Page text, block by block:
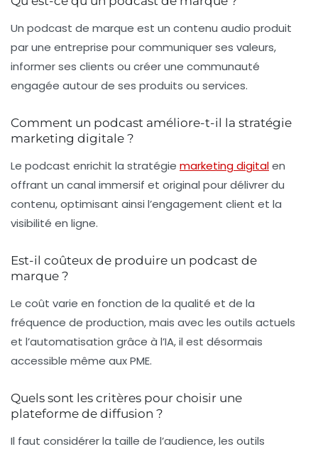
Un podcast de marque est un contenu audio produit
par une entreprise pour communiquer ses valeurs,
informer ses clients ou créer une communauté
engagée autour de ses produits ou services.
Comment un podcast améliore-t-il la stratégie
marketing digitale ?
Le podcast enrichit la stratégie marketing digitalen
offrant un canal immersif et original pour délivrer du
contenu, optimisant ainsi l’engagement client et la
visibilité en ligne.
Est-il coûteux de produire un podcast de
marque ?
Le coût varie en fonction de la qualité et de la
fréquence de production, mais avec les outils actuels
et l’automatisation grâce à l’IA, il est désormais
accessible même aux PME.
Quels sont les critères pour choisir une
plateforme de diffusion ?
Il faut considérer la taille de l’audience, les outils